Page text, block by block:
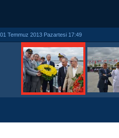
01 Temmuz 2013 Pazartesi 17:49